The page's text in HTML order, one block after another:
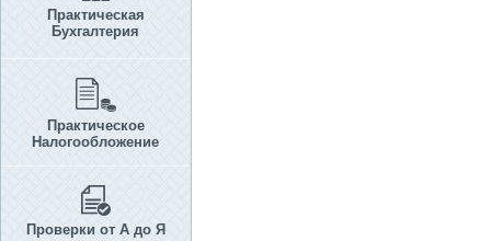
Практическая
Бухгалтерия
Практическое
Налогообложение
Проверки от А до Я